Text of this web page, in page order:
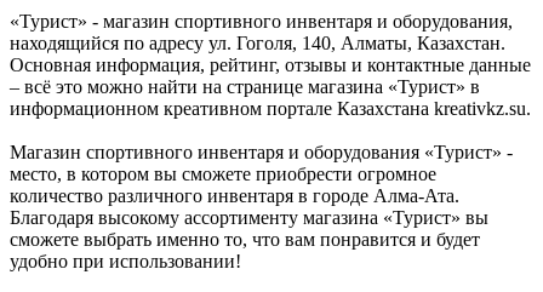
«Турист» - магазин спортивного инвентаря и оборудования,
находящийся по адресу ул. Гоголя, 140, Алматы, Казахстан.
Основная информация, рейтинг, отзывы и контактные данные
– всё это можно найти на странице магазина «Турист» в
информационном креативном портале Казахстана kreativkz.su.
Магазин спортивного инвентаря и оборудования «Турист» -
место, в котором вы сможете приобрести огромное
количество различного инвентаря в городе Алма-Ата.
Благодаря высокому ассортименту магазина «Турист» вы
сможете выбрать именно то, что вам понравится и будет
удобно при использовании!